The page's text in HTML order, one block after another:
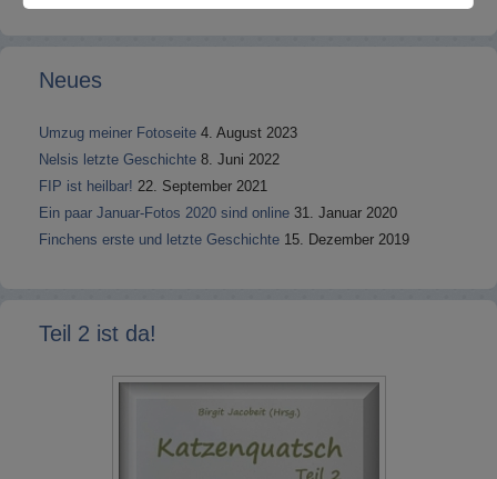
Neues
Umzug meiner Fotoseite 4. August 2023
Nelsis letzte Geschichte 8. Juni 2022
FIP ist heilbar! 22. September 2021
Ein paar Januar-Fotos 2020 sind online 31. Januar 2020
Finchens erste und letzte Geschichte 15. Dezember 2019
Teil 2 ist da!